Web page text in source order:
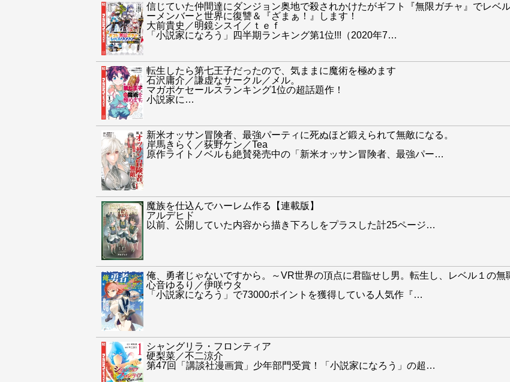
信じていた仲間達にダンジョン奥地で殺されかけたがギフト『無限ガチャ』でレベ
ーメンバーと世界に復讐＆『ざまぁ！』します！
大前貴史／明鏡シスイ／ｔｅｆ
「小説家になろう」四半期ランキング第1位!!!（2020年7…
転生したら第七王子だったので、気ままに魔術を極めます
石沢庸介／謙虚なサークル／メル。
マガポケセールスランキング1位の超話題作！
小説家に …
新米オッサン冒険者、最強パーティに死ぬほど鍛えられて無敵になる。
岸馬きらく／荻野ケン／Tea
原作ライトノベルも絶賛発売中の「新米オッサン冒険者、最強パー…
魔族を仕込んでハーレム作る【連載版】
アルデヒド
以前、公開していた内容から描き下ろしをプラスした計25ページ…
俺、勇者じゃないですから。～VR世界の頂点に君臨せし男。転生し、レベル１の無
心音ゆるり／伊咲ウタ
「小説家になろう」で73000ポイントを獲得している人気作『…
シャングリラ・フロンティア
硬梨菜／不二涼介
第47回「講談社漫画賞」少年部門受賞！「小説家になろう」の超 …